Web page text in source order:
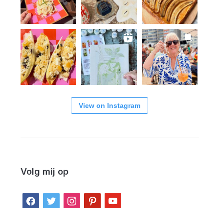
View on Instagram
Volg mij op
facebook
twitter instagrampinterestyoutube